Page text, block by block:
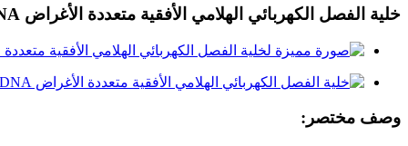
خلية الفصل الكهربائي الهلامي الأفقية متعددة الأغراض BF-midi DNA
وصف مختصر: